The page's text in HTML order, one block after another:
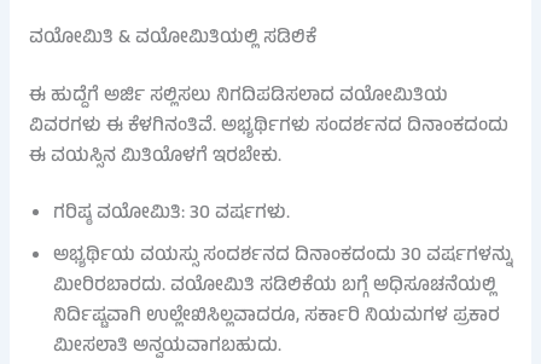
ವಯೋಮಿತಿ & ವಯೋಮಿತಿಯಲ್ಲಿ ಸಡಿಲಿಕೆ
ಈ ಹುದ್ದೆಗೆ ಅರ್ಜಿ ಸಲ್ಲಿಸಲು ನಿಗದಿಪಡಿಸಲಾದ ವಯೋಮಿತಿಯ
ವಿವರಗಳು ಈ ಕೆಳಗಿನಂತಿವೆ. ಅಭ್ಯರ್ಥಿಗಳು ಸಂದರ್ಶನದ ದಿನಾಂಕದಂದು
ಈ ವಯಸ್ಸಿನ ಮಿತಿಯೊಳಗೆ ಇರಬೇಕು.
ಗರಿಷ್ಠ ವಯೋಮಿತಿ: 30 ವರ್ಷಗಳು.
ಅಭ್ಯರ್ಥಿಯ ವಯಸ್ಸು ಸಂದರ್ಶನದ ದಿನಾಂಕದಂದು 30 ವರ್ಷಗಳನ್ನು
ಮೀರಿರಬಾರದು. ವಯೋಮಿತಿ ಸಡಿಲಿಕೆಯ ಬಗ್ಗೆ ಅಧಿಸೂಚನೆಯಲ್ಲಿ
ನಿರ್ದಿಷ್ಟವಾಗಿ ಉಲ್ಲೇಖಿಸಿಲ್ಲವಾದರೂ, ಸರ್ಕಾರಿ ನಿಯಮಗಳ ಪ್ರಕಾರ
ಮೀಸಲಾತಿ ಅನ್ವಯವಾಗಬಹುದು.